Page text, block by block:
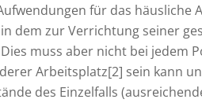
für das häusliche
dem zur Verrichtung seiner
muss aber nicht bei jedem
Arbeitsplatz[2] sein kann
des Einzelfalls